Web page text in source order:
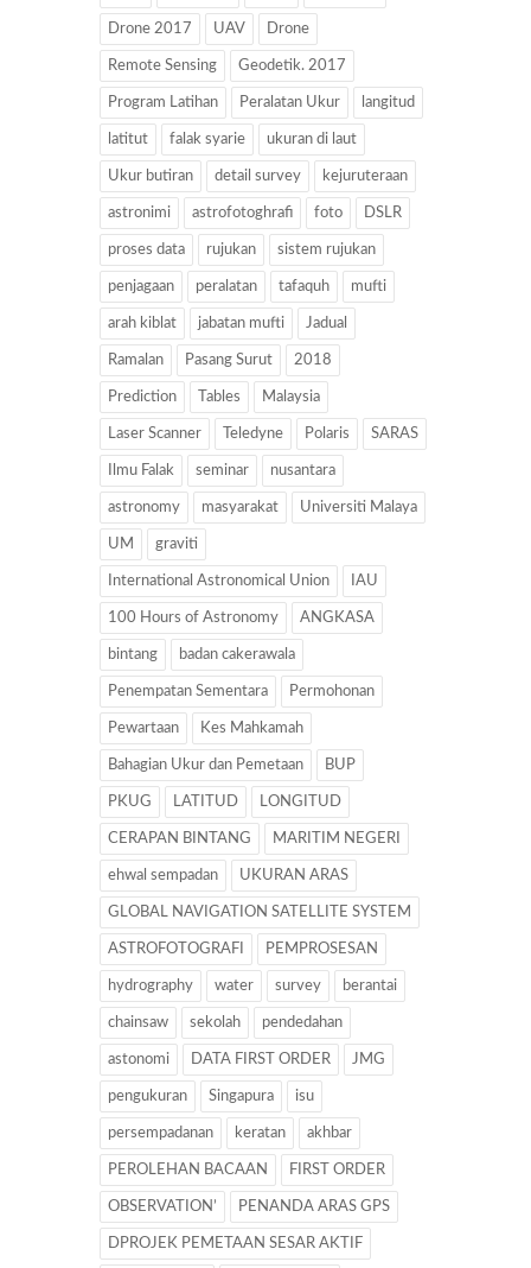
Drone 2017 UAV Drone
Remote Sensing Geodetik. 2017
Program Latihan Peralatan Ukur langitud
latitut falak syarie ukuran di laut
Ukur butiran detail survey kejuruteraan
astronimi astrofotoghrafi foto DSLR
proses data rujukan sistem rujukan
penjagaan peralatan tafaquh mufti
arah kiblat jabatan mufti Jadual
Ramalan Pasang Surut 2018
Prediction Tables Malaysia
Laser Scanner Teledyne Polaris SARAS
Ilmu Falak seminar nusantara
astronomy masyarakat Universiti Malaya
UM graviti
International Astronomical Union IAU
100 Hours of Astronomy ANGKASA
bintang badan cakerawala
Penempatan Sementara Permohonan
Pewartaan Kes Mahkamah
Bahagian Ukur dan Pemetaan BUP
PKUG LATITUD LONGITUD
CERAPAN BINTANG MARITIM NEGERI
ehwal sempadan UKURAN ARAS
GLOBAL NAVIGATION SATELLITE SYSTEM
ASTROFOTOGRAFI PEMPROSESAN
hydrography water survey berantai
chainsaw sekolah pendedahan
astonomi DATA FIRST ORDER JMG
pengukuran Singapura isu
persempadanan keratan akhbar
PEROLEHAN BACAAN FIRST ORDER
OBSERVATION’ PENANDA ARAS GPS
DPROJEK PEMETAAN SESAR AKTIF